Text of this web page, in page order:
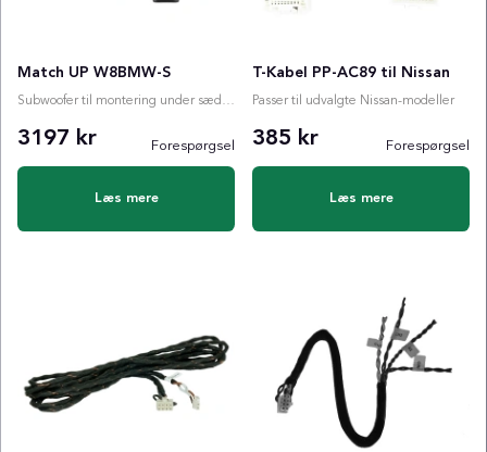
Match UP W8BMW-S
Subwoofer til montering under sædet i BMW
3197 kr Forespørgsel
Læs mere
T-Kabel PP-AC89 til Nissan
Passer til udvalgte Nissan-modeller
385 kr Forespørgsel
Læs mere